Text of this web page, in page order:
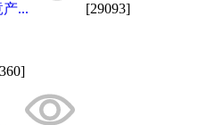
... [29093]